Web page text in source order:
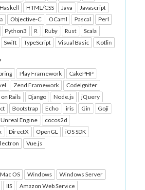
Haskell HTML/CSS Java
Javascript
Objective-C OCaml Pascal
Perl
Python3 R Ruby Rust
Scala
Swift TypeScript Visual Basic Kotlin
Play Framework
CakePHP
Zend Framework
CodeIgniter
Rails Django Node.js
jQuery
Bootstrap Echo iris Gin
Goji
Unreal Engine
cocos2d
DirectX OpenGL
iOS SDK
Vue.js
Mac OS Windows
Windows Server
IIS
Amazon Web Service